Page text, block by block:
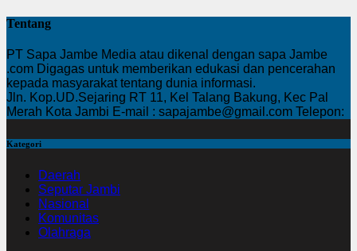
Tentang
PT Sapa Jambe Media atau dikenal dengan sapa Jambe
.com Digagas untuk memberikan edukasi dan pencerahan
kepada masyarakat tentang dunia informasi.
Jln. Kop.UD.Sejaring RT 11, Kel Talang Bakung, Kec Pal
Merah Kota Jambi E-mail : sapajambe@gmail.com Telepon:
Kategori
Daerah
Seputar Jambi
Nasional
Komunitas
Olahraga